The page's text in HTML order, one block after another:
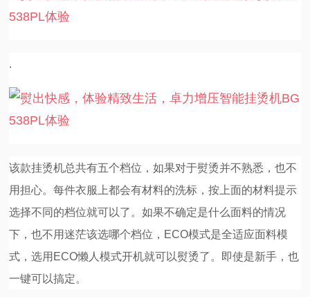
.
该款挂烫机总共有五个档位，如果对于熨烫并不熟悉，也不
用担心。每件衣服上都会有材料的洗标，按上面的材料提示
选择不同的档位就可以了。如果不确定是什么面料的情况
下，也不用迷茫该选哪个档位，ECO模式是全适应面料模
式，选用ECO懒人模式开机就可以熨烫了。即使是新手，也
一键可以搞定。